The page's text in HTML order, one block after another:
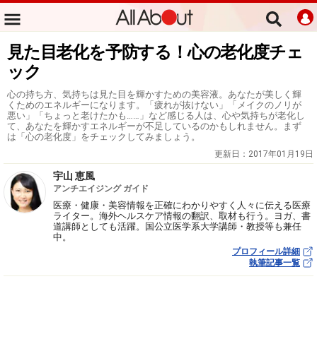
見た目老化を予防する！心の老化度チェ
ック
心の持ち方、気持ちは見た目を輝かすための美容液。あなたが美しく輝
くためのエネルギーになります。「疲れが抜けない」「メイクのノリが
悪い」「ちょっと老けたかも……」など感じる人は、心や気持ちが老化し
て、あなたを輝かすエネルギーが不足しているのかもしれません。まず
は「心の老化度」をチェックしてみましょう。
更新日： 2017年01月19日
宇山 恵風
アンチエイジング ガイド
医療・健康・美容情報を正確にわかりやすく人々に伝える医療
ライター。海外ヘルスケア情報の翻訳、取材も行う。ヨガ、書
道講師としても活躍。国公立医学系大学講師・教授等も兼任
中。
プロフィール詳細
執筆記事一覧